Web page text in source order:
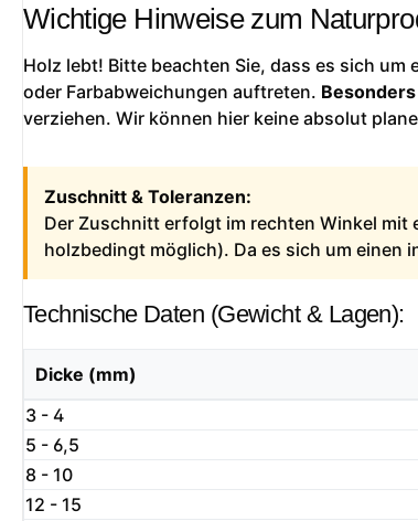
Wichtige Hinweise zum
Holz lebt! Bitte beachten Sie, dass es sich
oder Farbabweichungen auftreten.
verziehen. Wir können hier keine absolut
Zuschnitt & Toleranzen:
Der Zuschnitt erfolgt im rechten Winkel mit
holzbedingt möglich). Da es sich um einen
Technische Daten (Gewicht & Lagen):
Dicke (mm)
3 - 4
5 - 6,5
8 - 10
12 - 15